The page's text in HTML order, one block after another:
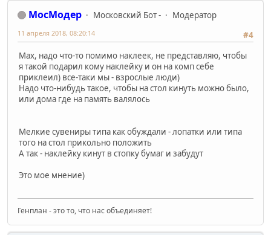
МосМодер Московский Бот -
Модератор
#4
11 апреля 2018, 08:20:14
Мах, надо что-то помимо наклеек, не представляю, чтобы
я такой подарил кому наклейку и он на комп себе
приклеил) все-таки мы - взрослые люди)
Надо что-нибудь такое, чтобы на стол кинуть можно было,
или дома где на память валялось
Мелкие сувениры типа как обуждали - лопатки или типа
того на стол прикольно положить
А так - наклейку кинут в стопку бумаг и забудут
Это мое мнение)
Генплан - это то, что нас объединяет!